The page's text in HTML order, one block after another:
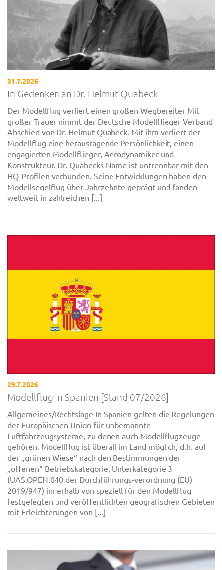
31.7.2026
In Gedenken an Dr. Helmut Quabeck
Der Modellflug verliert einen großen Wegbereiter Mit
großer Trauer nimmt der Deutsche Modellflieger Verband
Abschied von Dr. Helmut Quabeck. Mit ihm verliert der
Modellflug eine herausragende Persönlichkeit, einen
engagierten Modellflieger, Aerodynamiker und
Konstrukteur. Dr. Quabecks Name ist untrennbar mit den
HQ-Profilen verbunden. Seine Entwicklungen haben den
Modellsegelflug über Jahrzehnte geprägt und fanden
weltweit in zahlreichen [...]
29.7.2026
Modellflug in Spanien [Stand 07/2026]
Allgemeines/Rechtslage In Spanien gelten die Regelungen
der Europäischen Union für unbemannte
Luftfahrzeugsysteme, zu denen auch Modellflugzeuge
gehören. Modellflug ist überall im Land möglich, d.h. auf
der „grünen Wiese“ nach den Bestimmungen der
„offenen“ Betriebskategorie, Unterkategorie 3
(UAS.OPEN.040 der Durchführungs-verordnung (EU)
2019/947) innerhalb von speziell für den Modellflug
festgelegten und veröffentlichten geografischen Gebieten
mit Erleichterungen von [...]